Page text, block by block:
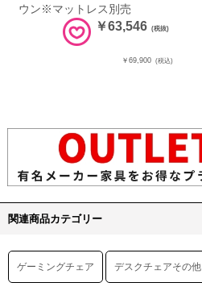
ウン※マットレス別売
￥63,546 (税抜)
￥69,900 (税込)
関連商品カテゴリー
ゲーミングチェア デスクチェアその他